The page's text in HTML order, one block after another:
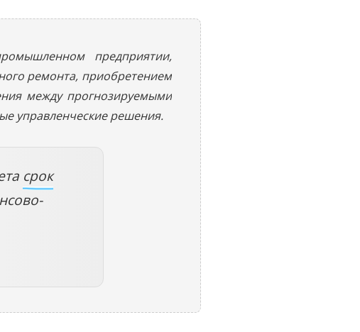
предприятии,
ремонта, приобретением
между прогнозируемыми
управленческие решения.
срок